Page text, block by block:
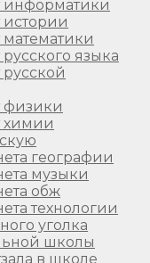
информатики
истории
языка
физики
химии
географии
музыки
обж
технологии
уголка
школы
в школе